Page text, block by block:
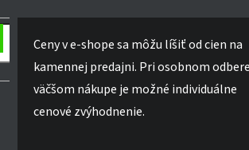
Ceny v e-shope sa môžu líšiť od cien na
kamennej predajni. Pri osobnom
väčšom nákupe je možné individuálne
cenové zvýhodnenie.